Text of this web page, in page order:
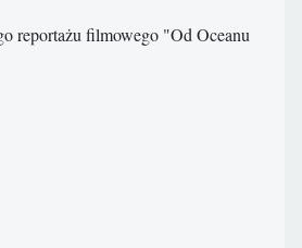
reportażu filmowego "Od Oceanu